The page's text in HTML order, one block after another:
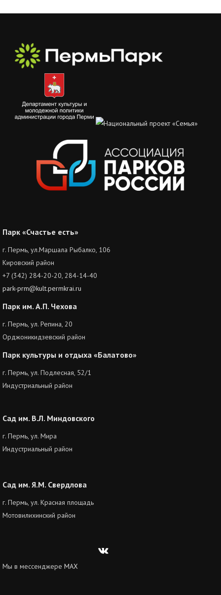
Парк «Счастье есть»
г. Пермь, ул.Маршала Рыбалко, 106
Кировский район
+7 (342) 284-20-20, 284-14-40
park-prm@kult.permkrai.ru
Парк им. А.П. Чехова
г. Пермь, ул. Репина, 20
Орджоникидзевский район
Парк культуры и отдыха «Балатово»
г. Пермь, ул. Подлесная, 52/1
Индустриальный район
Сад им. В.Л. Миндовского
г. Пермь, ул. Мира
Индустриальный район
Сад им. Я.М. Свердлова
г. Пермь, ул. Красная площадь
Мотовилихинский район
Вконтакте
Мы в мессенджере MAX